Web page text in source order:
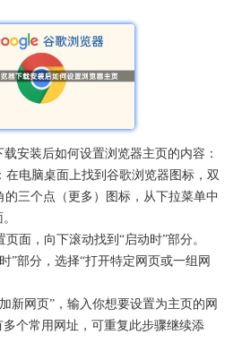
安装后如何设置浏览器主页的内容：
在电脑桌面上找到谷歌浏览器图标，双
三个点（更多）图标，从下拉菜单中
面，向下滚动找到“启动时”部分。
”部分，选择“打开特定网页或一组网
新网页”，输入你想要设置为主页的网
个常用网址，可重复此步骤继续添